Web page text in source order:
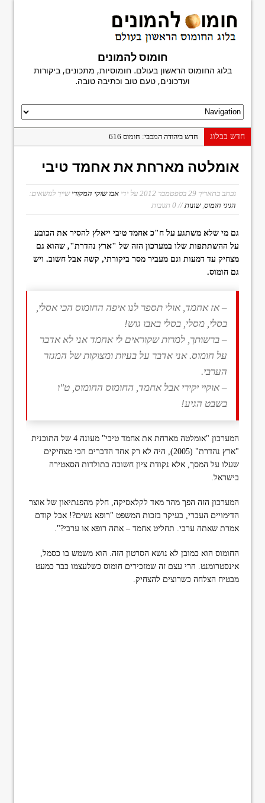
חומוס להמונים
בלוג החומוס הראשון בעולם. חומוסיות, מתכונים, ביקורות
ועדכונים, טעם טוב וכתיבה טובה.
חדש בבלוג
חדש ביהודה המכבי: חומוס 616
חומוס מגן דוד
היסטוריה בפיתה: פלאפל נעים, בני ברק
חומוס חמודי: הפתעה על יהודה הלוי
חומוס פלורנטין
אומלטה מארחת את אחמד טיבי
נכתב בתאריך 29 בספטמבר 2012 על ידי אבו שוקי המקורי שייך לנושאים:
הגיגי חומוס ,שונות// 0 תגובות
גם מי שלא משתגע על ח"כ אחמד טיבי ייאלץ להסיר את הכובע
על ההשתתפות שלו במערכון הזה של "ארץ נהדרת", שהוא גם
מצחיק עד דמעות וגם מעביר מסר ביקורתי, קשה אבל חשוב. ויש
גם חומוס.
– אז אחמד, אולי תספר לנו איפה החומוס הכי אסלי,
בסלי, מסלי, בסלי באבו גוש!
– ברשותך, למרות שקוראים לי אחמד אני לא אדבר
על חומוס. אני אדבר על בעיות ומצוקות של המגזר
הערבי.
– אוקיי יקירי אבל אחמד, החומוס החומוס, ט"ו
בשבט הגיע!
המערכון "אומלטה מארחת את אחמד טיבי" מעונה 4 של התוכנית
"ארץ נהדרת" (2005), היה לא רק אחד הדברים הכי מצחיקים
שעלו על המסך, אלא נקודת ציון חשובה בתולדות הסאטירה
בישראל.
המערכון הזה הפך מהר מאד לקלאסיקה, חלק מהפנתיאון של אוצר
הדימויים העברי, בעיקר בזכות המשפט "רופא נשים?! אבל קודם
אמרת שאתה ערבי. תחליט אחמד – אתה רופא או ערבי?".
החומוס הוא כמובן לא נושא הסרטון הזה. הוא משמש בו כסמל,
אינסטרומנט. הרי עצם זה שמזכירים חומוס כשלעצמו כבר כמעט
מבטיח הצלחה כשרוצים להצחיק.